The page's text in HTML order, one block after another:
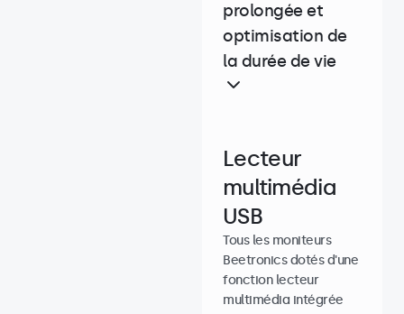
prolongée et
optimisation de
la durée de vie
Lecteur
multimédia
USB
Tous les moniteurs
Beetronics dotés d'une
fonction lecteur
multimédia intégrée